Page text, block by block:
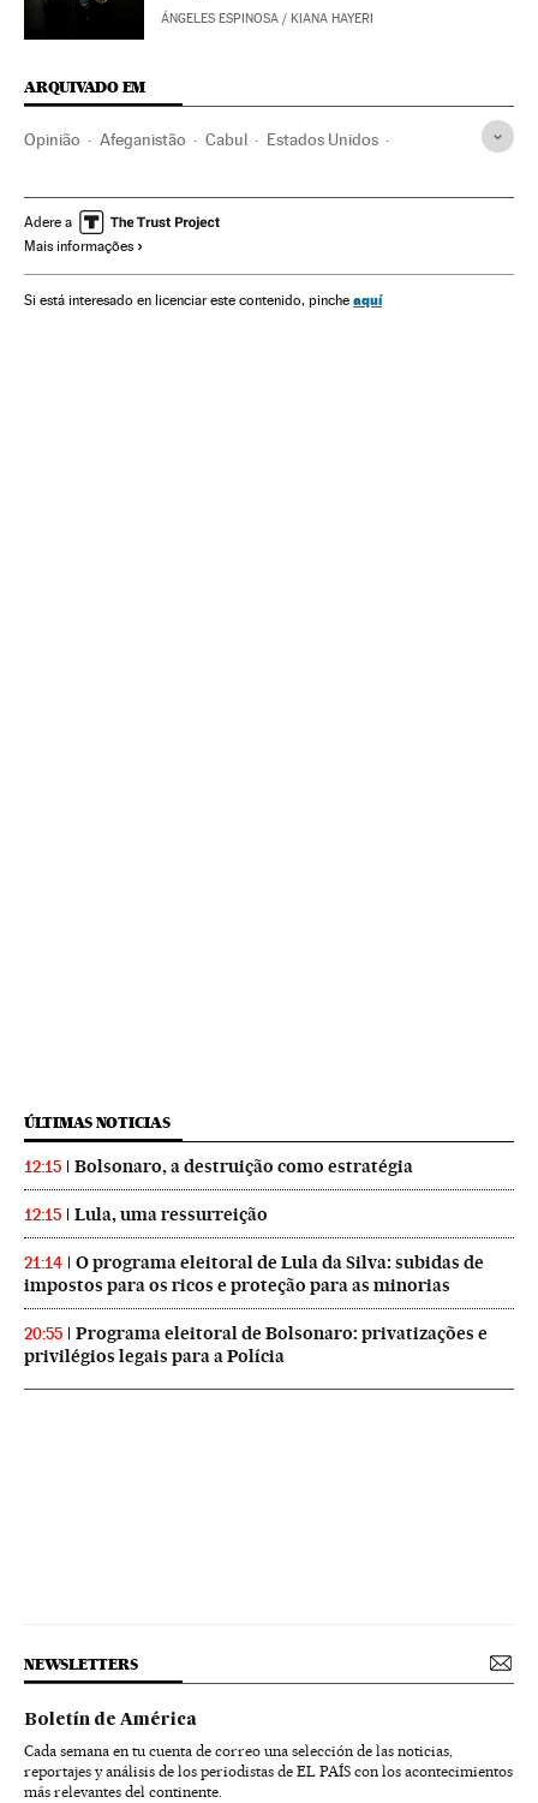
ÁNGELES ESPINOSA / KIANA HAYERI
ARQUIVADO EM
Opinião Afeganistão Cabul Estados Unidos
Adere a
Mais informações
Si está interesado en licenciar este contenido, pinche aquí
ÚLTIMAS NOTICIAS
12:15 Bolsonaro, a destruição como estratégia
12:15 Lula, uma ressurreição
21:14
O programa eleitoral de Lula da Silva: subidas de
impostos para os ricos e proteção para as minorias
20:55
Programa eleitoral de Bolsonaro: privatizações e
privilégios legais para a Polícia
NEWSLETTERS
Boletín de América
Cada semana en tu cuenta de correo una selección de las noticias,
reportajes y análisis de los periodistas de EL PAÍS con los acontecimientos
más relevantes del continente.